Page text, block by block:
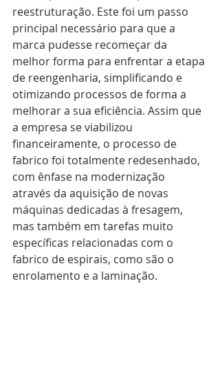
reestruturação. Este foi um passo
principal necessário para que a
marca pudesse recomeçar da
melhor forma para enfrentar a etapa
de reengenharia, simplificando e
otimizando processos de forma a
melhorar a sua eficiência. Assim que
a empresa se viabilizou
financeiramente, o processo de
fabrico foi totalmente redesenhado,
com ênfase na modernização
através da aquisição de novas
máquinas dedicadas à fresagem,
mas também em tarefas muito
específicas relacionadas com o
fabrico de espirais, como são o
enrolamento e a laminação.